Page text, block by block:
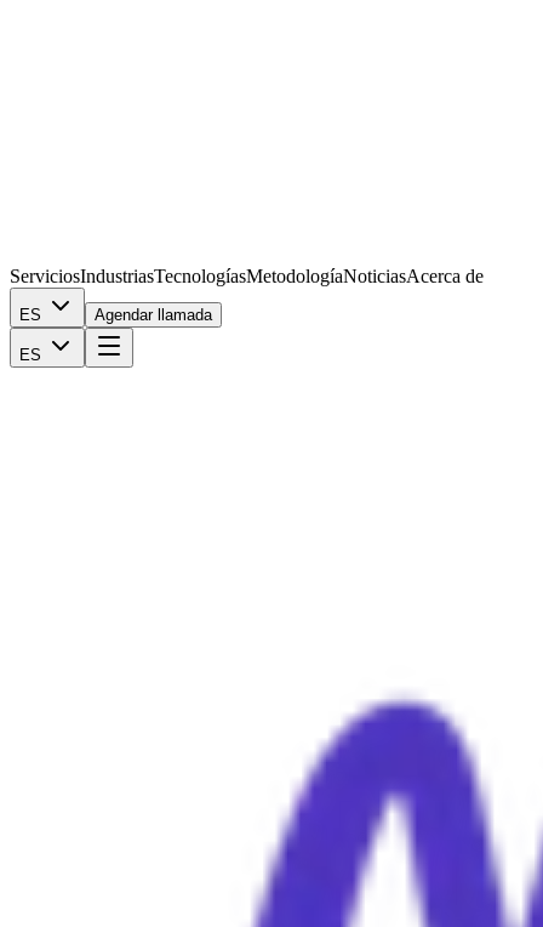
ServiciosIndustriasTecnologíasMetodologíaNoticiasAcerca de
ES Agendar llamada
ES